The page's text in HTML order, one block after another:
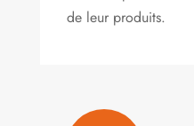
de leur produits.